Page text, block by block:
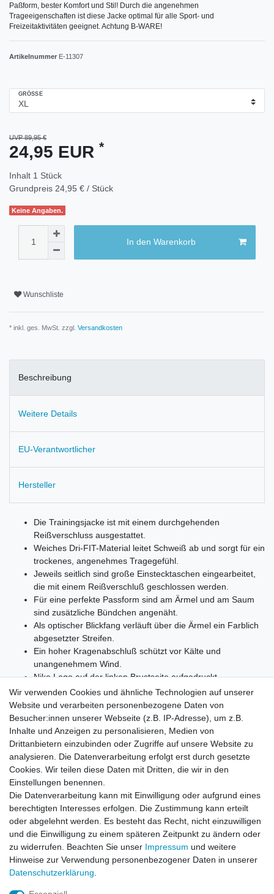
Paßform, bester Komfort und Stil! Durch die angenehmen
Trageeigenschaften ist diese Jacke optimal für alle Sport- und
Freizeitaktivitäten geeignet. Achtung B-WARE!
Artikelnummer E-11307
GRÖSSE
UVP 89,95 €
24,95 EUR *
Inhalt 1 Stück
Grundpreis 24,95 € / Stück
Keine Angaben.
In den Warenkorb
Wunschliste
* inkl. ges. MwSt. zzgl. Versandkosten
Beschreibung
Weitere Details
EU-Verantwortlicher
Hersteller
Die Trainingsjacke ist mit einem durchgehenden
Reißverschluss ausgestattet.
Weiches Dri-FIT-Material leitet Schweiß ab und sorgt für ein
trockenes, angenehmes Tragegefühl.
Jeweils seitlich sind große Einstecktaschen eingearbeitet,
die mit einem Reißverschluß geschlossen werden.
Für eine perfekte Passform sind am Ärmel und am Saum
sind zusätzliche Bündchen angenäht.
Als optischer Blickfang verläuft über die Ärmel ein Farblich
abgesetzter Streifen.
Ein hoher Kragenabschluß schützt vor Kälte und
unangenehmem Wind.
Nike Logo auf der linken Brustseite aufgedruckt.
Pflegeleicht - waschbar bei 30°
Obermaterial: 100% Polyester
ACHTUNG B-WARE! Die Jacke hat Flecken
(auswaschbar), die durch Sonneneinstrahlung und
Feuchte entstanden sind!
NIKE BEST LAMINATED N98 362180-100 (B-WARE):
E-11307 XL
Leitsätze
Wir verwenden Cookies und ähnliche Technologien auf unserer
Website und verarbeiten personenbezogene Daten von
Besucher:innen unserer Webseite (z.B. IP-Adresse), um z.B.
Inhalte und Anzeigen zu personalisieren, Medien von
Drittanbietern einzubinden oder Zugriffe auf unsere Website zu
analysieren. Die Datenverarbeitung erfolgt erst durch gesetzte
Cookies. Wir teilen diese Daten mit Dritten, die wir in den
Einstellungen benennen.
Die Datenverarbeitung kann mit Einwilligung oder aufgrund eines
berechtigten Interesses erfolgen. Die Zustimmung kann erteilt
oder abgelehnt werden. Es besteht das Recht, nicht einzuwilligen
und die Einwilligung zu einem späteren Zeitpunkt zu ändern oder
zu widerrufen. Beachten Sie unser Impressum und weitere
Hinweise zur Verwendung personenbezogener Daten in unserer
Daten­schutz­erklärung